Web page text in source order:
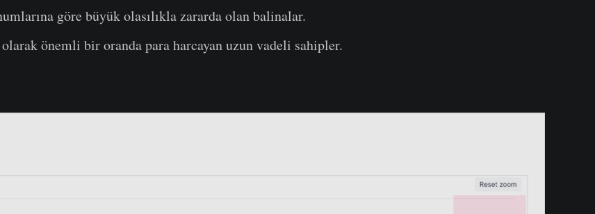
göre büyük olasılıkla zararda olan balinalar.
önemli bir oranda para harcayan uzun vadeli sahipler.